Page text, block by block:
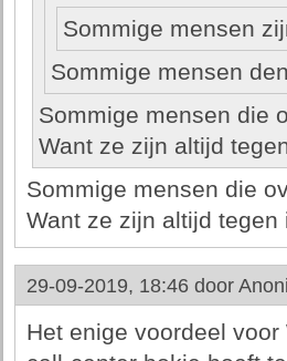
Sommige mensen
Sommige mensen
Sommige mensen die
Want ze zijn altijd
Sommige mensen die
Want ze zijn altijd
29-09-2019, 18:46 door
Het enige voordeel